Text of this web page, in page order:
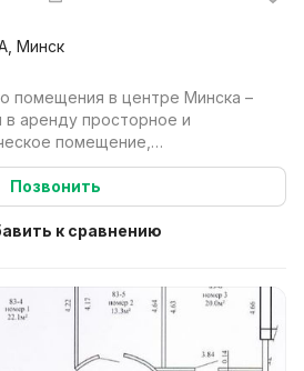
Минск
помещения в центре Минска –
аренду просторное и
помещение,
Позвонить
к сравнению